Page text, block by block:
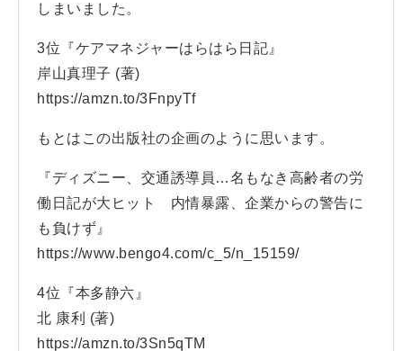
しまいました。
3位『ケアマネジャーはらはら日記』
岸山真理子 (著)
https://amzn.to/3FnpyTf
もとはこの出版社の企画のように思います。
『ディズニー、交通誘導員…名もなき高齢者の労
働日記が大ヒット 内情暴露、企業からの警告に
も負けず』
https://www.bengo4.com/c_5/n_15159/
4位『本多静六』
北 康利 (著)
https://amzn.to/3Sn5qTM